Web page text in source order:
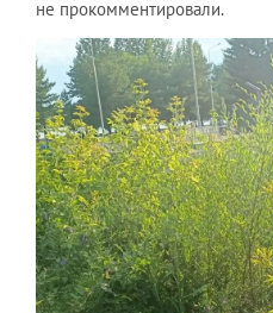
не прокомментировали.